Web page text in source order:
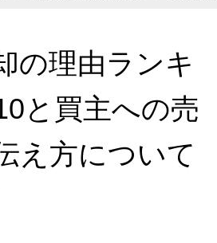
の理由ランキ
と買主への売
え方について